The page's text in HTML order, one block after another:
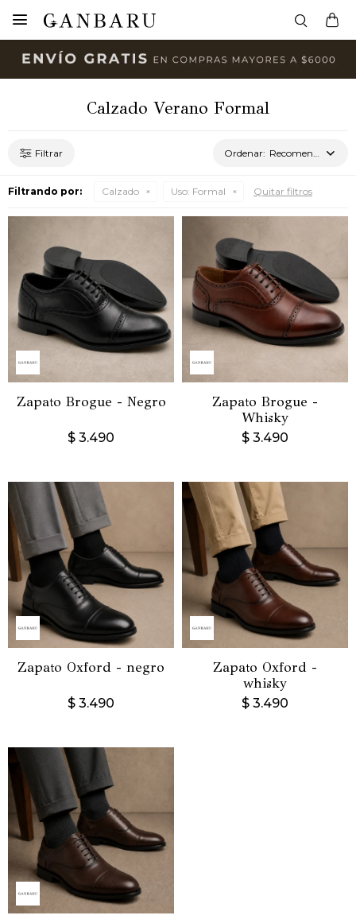

Calzado Verano Formal
Recomendados
Filtrando por: Calzado Uso: Formal Quitar filtros
Zapato Brogue - Negro
$ 3.490
Zapato Brogue -
Whisky
$ 3.490
Zapato Oxford - negro
$ 3.490
Zapato Oxford -
whisky
$ 3.490